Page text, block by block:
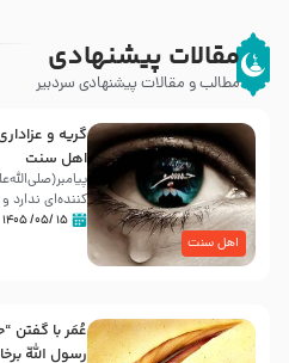
مقالات پیشنهادی
مطالب و مقالات پیشنهادی سردبیر
اهل سنت
گریه و
اهل سنت
کننده‌ای
۱۵ /۰۵/ ۱۴۰۵
عُمَر با گفتن
رسول اللّه